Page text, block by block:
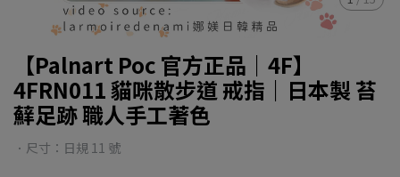
【Palnart Poc 官方正品｜4F】
4FRN011 貓咪散步道 戒指｜日本製 苔
蘚足跡 職人手工著色
．尺寸：日規 11 號